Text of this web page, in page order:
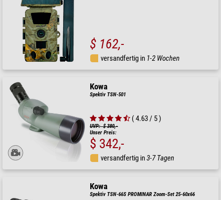
$ 162,-
versandfertig in 1-2 Wochen
Kowa
Spektiv TSN-501
( 4.63 / 5 )
UVP: $ 380,-
Unser Preis:
$ 342,-
versandfertig in3-7 Tagen
Kowa
Spektiv TSN-66S PROMINAR Zoom-Set 25-60x66